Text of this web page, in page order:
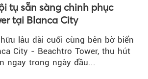
tụ sẵn sàng chinh phục
tại Blanca City
lâu dài cuối cùng bên bờ biển
City - Beachtro Tower, thu hút
ngay trong ngày đầu...